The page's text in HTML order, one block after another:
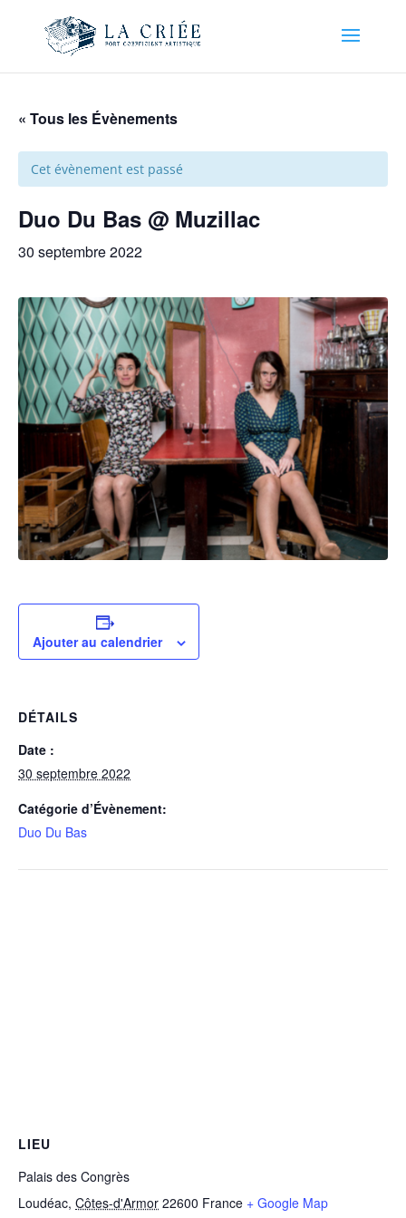
« Tous les Évènements
Cet évènement est passé
Duo Du Bas @ Muzillac
30 septembre 2022
Ajouter au calendrier
DÉTAILS
Date :
30 septembre 2022
Catégorie d’Évènement:
Duo Du Bas
LIEU
Palais des Congrès
Loudéac, Côtes-d'Armor 22600 France + Google Map